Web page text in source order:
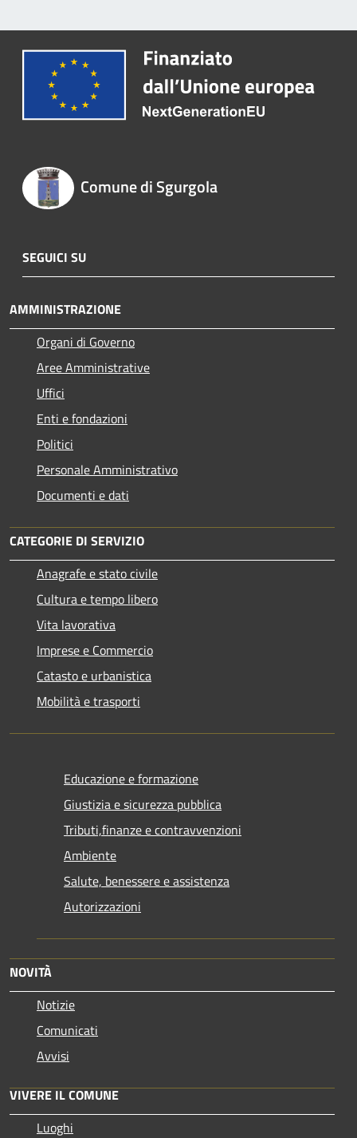
Comune di Sgurgola
SEGUICI SU
AMMINISTRAZIONE
Organi di Governo
Aree Amministrative
Uffici
Enti e fondazioni
Politici
Personale Amministrativo
Documenti e dati
CATEGORIE DI SERVIZIO
Anagrafe e stato civile
Cultura e tempo libero
Vita lavorativa
Imprese e Commercio
Catasto e urbanistica
Mobilità e trasporti
Educazione e formazione
Giustizia e sicurezza pubblica
Tributi,finanze e contravvenzioni
Ambiente
Salute, benessere e assistenza
Autorizzazioni
NOVITÀ
Notizie
Comunicati
Avvisi
VIVERE IL COMUNE
Luoghi